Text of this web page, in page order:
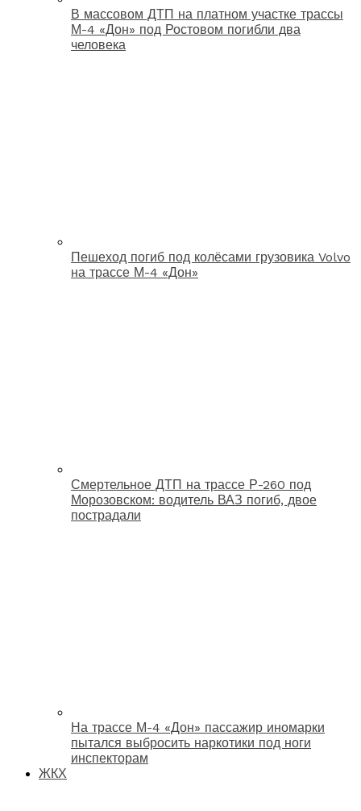
В массовом ДТП на платном участке трассы
М-4 «Дон» под Ростовом погибли два
человека
Пешеход погиб под колёсами грузовика Volvo
на трассе М-4 «Дон»
Смертельное ДТП на трассе Р-260 под
Морозовском: водитель ВАЗ погиб, двое
пострадали
На трассе М-4 «Дон» пассажир иномарки
пытался выбросить наркотики под ноги
инспекторам
ЖКХ